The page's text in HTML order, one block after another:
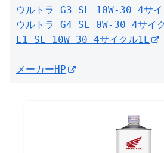
ウルトラ G3 SL 10W-30 4サイ
ウルトラ G4 SL 0W-30 4サイ
E1 SL 10W-30 4サイクル1L
メーカーHP